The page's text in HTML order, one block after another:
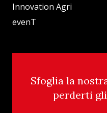
Innovation Agri
evenT
Sfoglia la
perderti